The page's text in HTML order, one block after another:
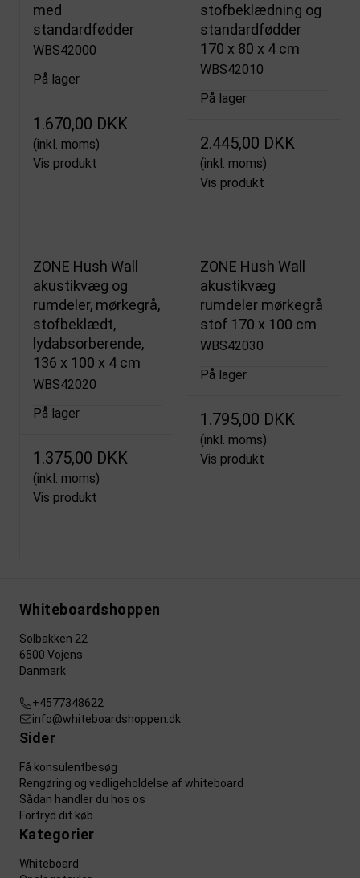
med
standardfødder
WBS42000
På lager
1.670,00 DKK
(inkl. moms)
Vis produkt
stofbeklædning og
standardfødder
170 x 80 x 4 cm
WBS42010
På lager
2.445,00 DKK
(inkl. moms)
Vis produkt
ZONE Hush Wall
akustikvæg og
rumdeler, mørkegrå,
stofbeklædt,
lydabsorberende,
136 x 100 x 4 cm
WBS42020
På lager
1.375,00 DKK
(inkl. moms)
Vis produkt
ZONE Hush Wall
akustikvæg
rumdeler mørkegrå
stof 170 x 100 cm
WBS42030
På lager
1.795,00 DKK
(inkl. moms)
Vis produkt
Whiteboardshoppen
Solbakken 22
6500 Vojens
Danmark
+4577348622
info@whiteboardshoppen.dk
Sider
Få konsulentbesøg
Rengøring og vedligeholdelse af whiteboard
Sådan handler du hos os
Fortryd dit køb
Kategorier
Whiteboard